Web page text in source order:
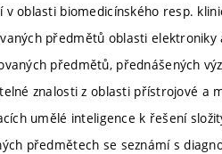
oblasti biomedicínského resp.
předmětů oblasti
předmětů, přednášených
znalosti z oblasti přístrojové a
umělé inteligence k řešení
předmětech se seznámí s